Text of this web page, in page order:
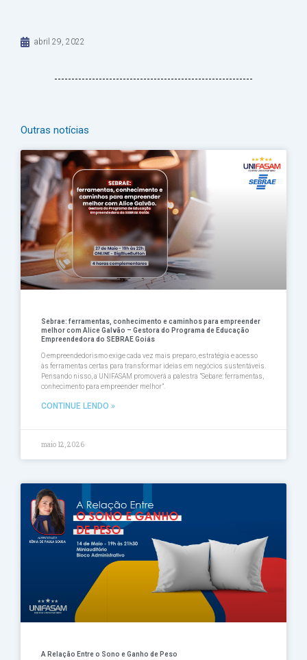
abril 29, 2022
Outras notícias
Sebrae: ferramentas, conhecimento e caminhos para empreender
melhor com Alice Galvão – Gestora do Programa de Educação
Empreendedora do SEBRAE Goiás
O empreendedorismo exige cada vez mais preparo, estratégia e acesso
às ferramentas certas para transformar ideias em negócios sustentáveis.
Pensando nisso, a UNIFASAM promoverá a palestra ”Sebare: ferramentas,
conhecimento para empreender melhor”.
CONTINUE LENDO »
maio 12, 2026
A Relação Entre o Sono e Ganho de Peso
PáginaPágina
PáginaPáginaPágina